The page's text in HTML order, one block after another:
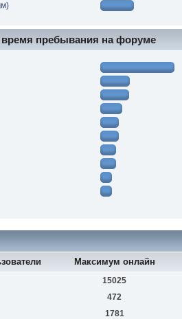
пребывания на форуме
Максимум онлайн
15025
472
1781